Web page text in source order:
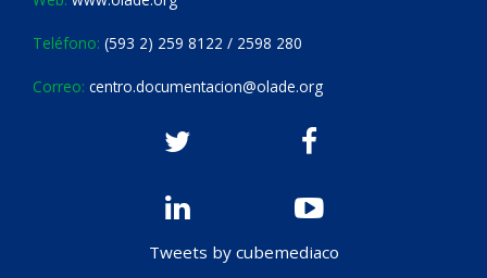
Teléfono: (593 2) 259 8122 / 2598 280
Correo: centro.documentacion@olade.org
Tweets by cubemediaco